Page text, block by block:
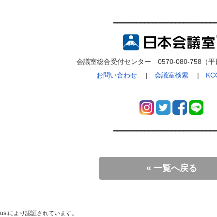
会議室総合受付センター 0570-080-758（平
お問い合わせ| 会議室検索|
« 一覧へ戻る
により認証されています。